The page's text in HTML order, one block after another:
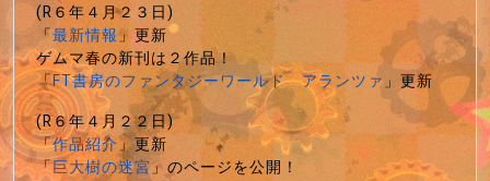
(R６年４月２３日)
「最新情報」更新
ゲムマ春の新刊は２作品！
「FT書房のファンタジーワールド アランツァ」更新
(R６年４月２２日)
「作品紹介」更新
「巨大樹の迷宮」のページを公開！